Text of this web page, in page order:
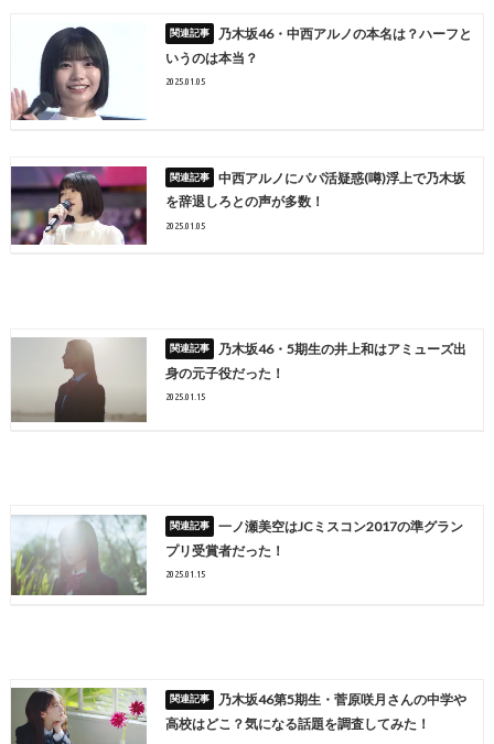
乃木坂46・中西アルノの本名は？ハーフと
いうのは本当？
2025.01.05
中西アルノにパパ活疑惑(噂)浮上で乃木坂
を辞退しろとの声が多数！
2025.01.05
乃木坂46・5期生の井上和はアミューズ出
身の元子役だった！
2025.01.15
一ノ瀬美空はJCミスコン2017の準グラン
プリ受賞者だった！
2025.01.15
乃木坂46第5期生・菅原咲月さんの中学や
高校はどこ？気になる話題を調査してみた！